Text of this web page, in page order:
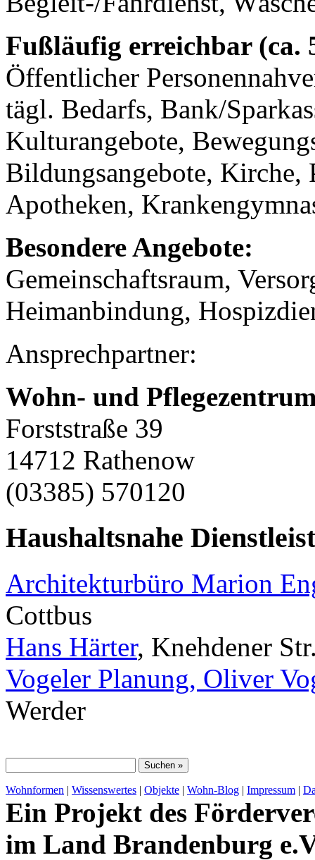
Fußläufig erreichbar (ca.
Öffentlicher
tägl. Bedarfs, Bank/
Kulturangebote,
Bildungsangebote, Kirche,
Apotheken,
Besondere Angebote:
Gemeinschaftsraum,
Heimanbindung,
Ansprechpartner:
Wohn- und
Forststraße 39
14712 Rathenow
(03385) 570120
Haushaltsnahe
Architekturbüro Marion
Cottbus
Hans Härter, Knehdener
Vogeler Planung, Oliver
Werder
Wohnformen | Wissenswertes | Objekte | Wohn-Blog | Impressum |
Ein Projekt des
im Land Brandenburg